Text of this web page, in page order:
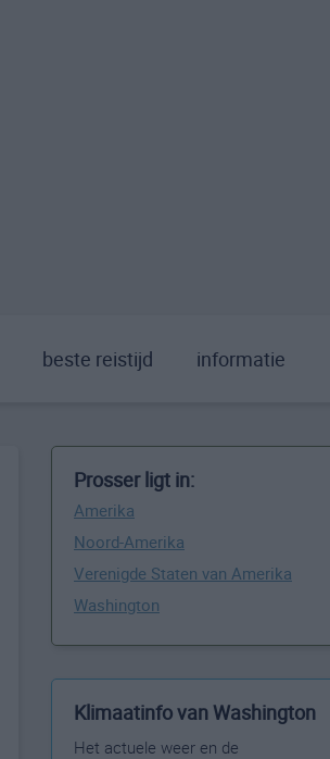
beste reistijd informatie
Prosser ligt in:
Amerika
Noord-Amerika
Verenigde Staten van Amerika
Washington
Klimaatinfo van Washington
Het actuele weer en de